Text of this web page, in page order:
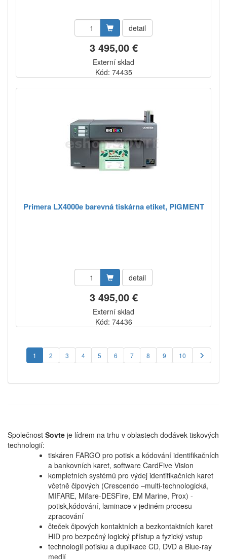
detail
3 495,00 €
Externí sklad
Kód: 74435
Primera LX4000e barevná tiskárna etiket, PIGMENT
detail
3 495,00 €
Externí sklad
Kód: 74436
1 2 3 4 5 6 7 8 9 10
Společnost Sovte je lídrem na trhu v oblastech dodávek tiskových
technologií:
tiskáren FARGO pro potisk a kódování identifikačních
a bankovních karet, software CardFive Vision
kompletních systémů pro výdej identifikačních karet
včetně čipových (Crescendo –multi-technologická,
MIFARE, Mifare-DESFire, EM Marine, Prox) -
potisk,kódování, laminace v jediném procesu
zpracování
čteček čipových kontaktních a bezkontaktních karet
HID pro bezpečný logický přístup a fyzický vstup
technologií potisku a duplikace CD, DVD a Blue-ray
medií